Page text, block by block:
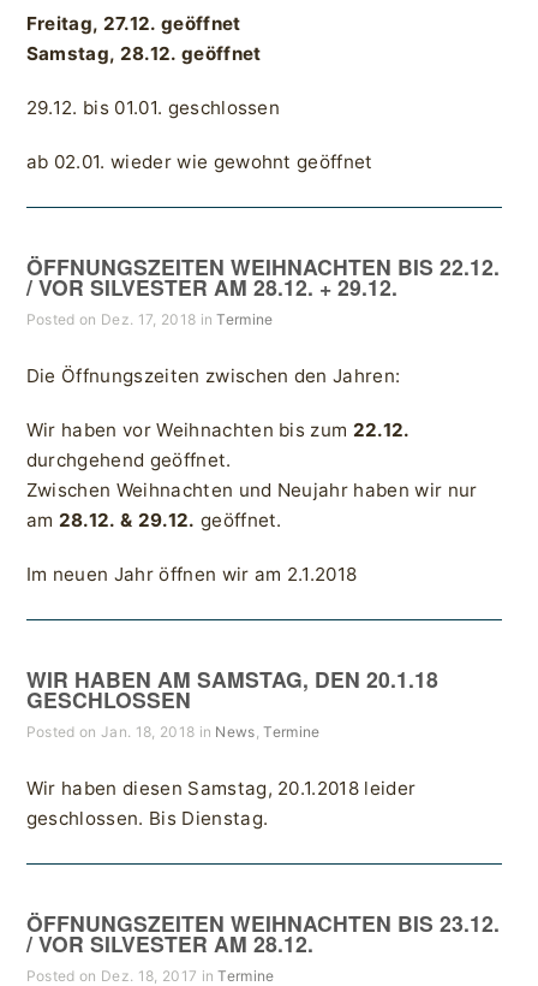
Freitag, 27.12. geöffnet
Samstag, 28.12. geöffnet
29.12. bis 01.01. geschlossen
ab 02.01. wieder wie gewohnt geöffnet
ÖFFNUNGSZEITEN WEIHNACHTEN BIS 22.12.
/ VOR SILVESTER AM 28.12. + 29.12.
Posted on Dez. 17, 2018 inTermine
Die Öffnungszeiten zwischen den Jahren:
Wir haben vor Weihnachten bis zum 22.12.
durchgehend geöffnet.
Zwischen Weihnachten und Neujahr haben wir nur
am 28.12. & 29.12. geöffnet.
Im neuen Jahr öffnen wir am 2.1.2018
WIR HABEN AM SAMSTAG, DEN 20.1.18
GESCHLOSSEN
Posted on Jan. 18, 2018 in News,Termine
Wir haben diesen Samstag, 20.1.2018 leider
geschlossen. Bis Dienstag.
ÖFFNUNGSZEITEN WEIHNACHTEN BIS 23.12.
/ VOR SILVESTER AM 28.12.
Posted on Dez. 18, 2017 inTermine